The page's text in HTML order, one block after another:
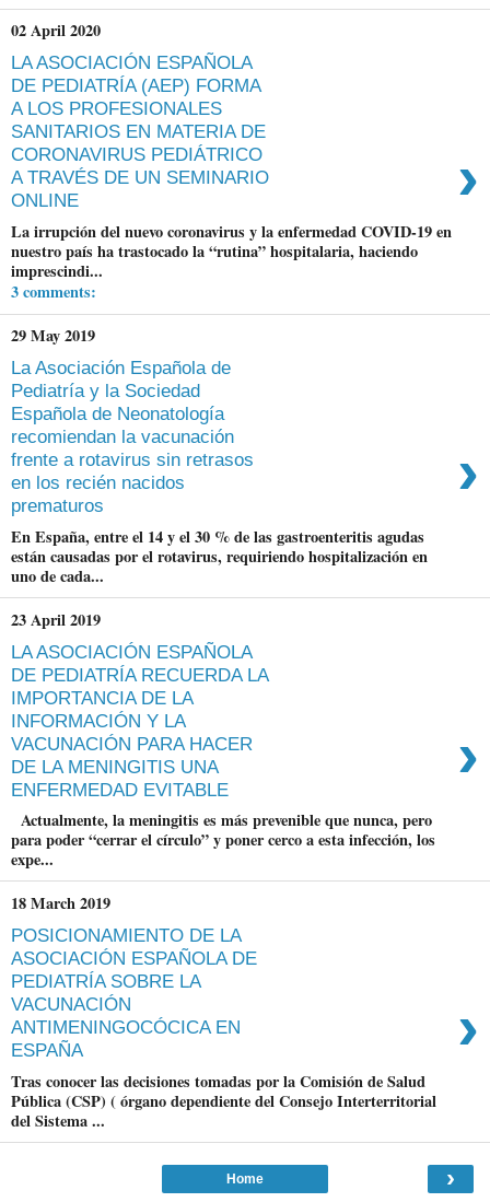
02 April 2020
LA ASOCIACIÓN ESPAÑOLA
DE PEDIATRÍA (AEP) FORMA
A LOS PROFESIONALES
SANITARIOS EN MATERIA DE
CORONAVIRUS PEDIÁTRICO
A TRAVÉS DE UN SEMINARIO
ONLINE
›
La irrupción del nuevo coronavirus y la enfermedad COVID-19 en
nuestro país ha trastocado la “rutina” hospitalaria, haciendo
imprescindi...
3 comments:
29 May 2019
La Asociación Española de
Pediatría y la Sociedad
Española de Neonatología
recomiendan la vacunación
frente a rotavirus sin retrasos
en los recién nacidos
prematuros
›
En España, entre el 14 y el 30 % de las gastroenteritis agudas
están causadas por el rotavirus, requiriendo hospitalización en
uno de cada...
23 April 2019
LA ASOCIACIÓN ESPAÑOLA
DE PEDIATRÍA RECUERDA LA
IMPORTANCIA DE LA
INFORMACIÓN Y LA
VACUNACIÓN PARA HACER
DE LA MENINGITIS UNA
ENFERMEDAD EVITABLE
›
Actualmente, la meningitis es más prevenible que nunca, pero
para poder “cerrar el círculo” y poner cerco a esta infección, los
expe...
18 March 2019
POSICIONAMIENTO DE LA
ASOCIACIÓN ESPAÑOLA DE
PEDIATRÍA SOBRE LA
VACUNACIÓN
ANTIMENINGOCÓCICA EN
ESPAÑA
›
Tras conocer las decisiones tomadas por la Comisión de Salud
Pública (CSP) ( órgano dependiente del Consejo Interterritorial
del Sistema ...
›
Home